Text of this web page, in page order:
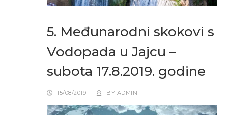
5. Međunarodni skokovi s
Vodopada u Jajcu –
subota 17.8.2019. godine
15/08/2019 BY ADMIN